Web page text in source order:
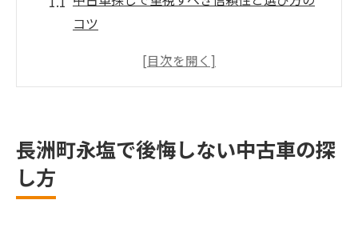
コツ
長洲町永塩の中古車事情と店舗選びのポイ
中古車購入時に見落としやすい注意点を解
長洲町永塩で後悔しない中古車の探
し方